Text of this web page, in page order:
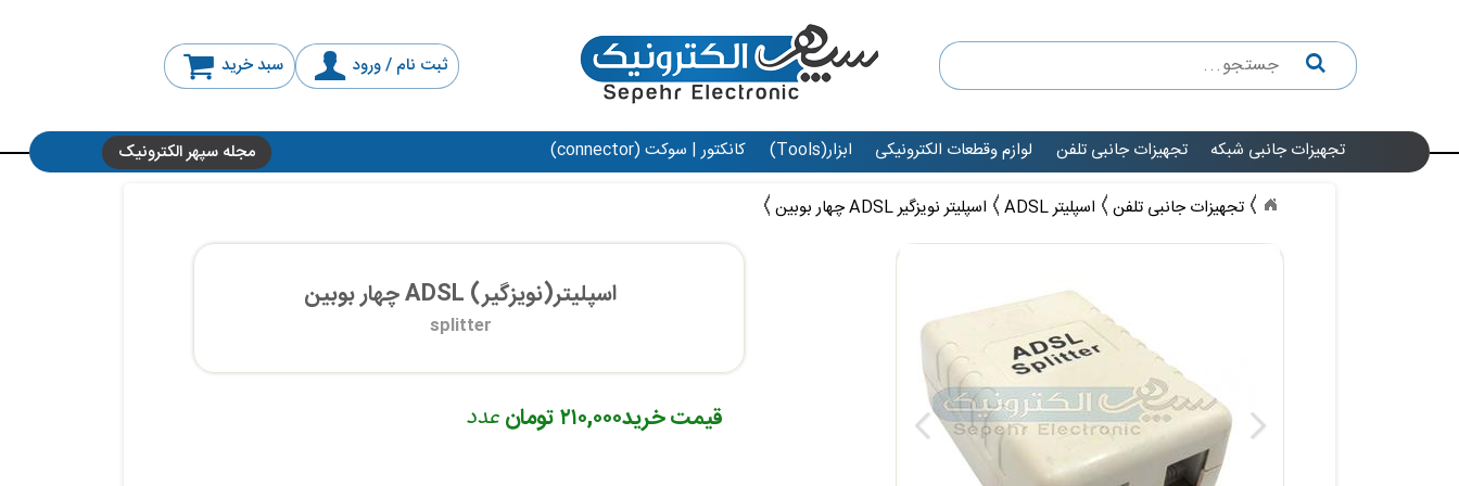
ثبت نام / ورود سبد خرید
تجهیزات جانبی شبکه تجهیزات جانبی تلفن لوازم وقطعات الکترونیکی ابزار(Tools) کانکتور | سوکت (connector) مجله سپهر الکترونیک
تجهیزات جانبی تلفن اسپلیتر ADSL اسپلیتر نویزگیر ADSL چهار بوبین
اسپلیتر(نویزگیر) ADSL چهار بوبین
splitter
قیمت خرید۲۱۰,۰۰۰ تومان عدد